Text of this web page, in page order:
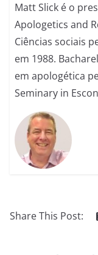
Matt Slick é o
Apologetics and
Ciências sociais
em 1988.
em apologética
Seminary in
Share This Post: